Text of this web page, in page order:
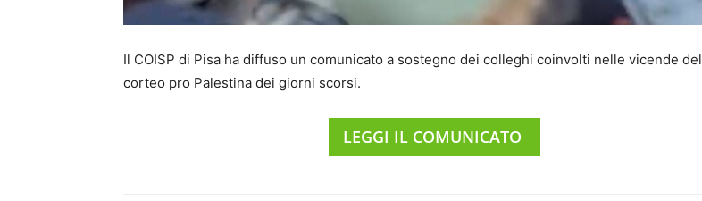
Il COISP di Pisa ha diffuso un comunicato a sostegno dei colleghi coinvolti nelle vicende del
corteo pro Palestina dei giorni scorsi.
LEGGI IL COMUNICATO